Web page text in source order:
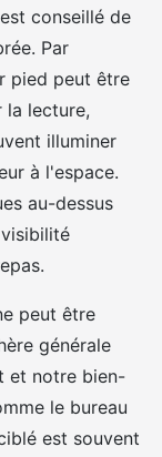
conseillé de
Par
pied peut être
la lecture,
illuminer
à l'espace.
au-dessus
peut être
générale
et notre bien-
le bureau
est souvent